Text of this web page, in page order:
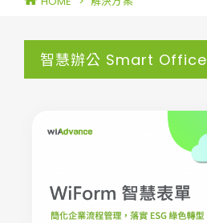
智慧辦公 Smart Office